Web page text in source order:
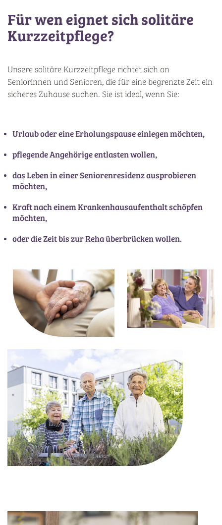
Für wen eignet sich solitäre
Kurzzeitpflege?
Unsere solitäre Kurzzeitpflege richtet sich an
Seniorinnen und Senioren, die für eine begrenzte Zeit ein
sicheres Zuhause suchen. Sie ist ideal, wenn Sie:
Urlaub oder eine Erholungspause einlegen möchten,
pflegende Angehörige entlasten wollen,
das Leben in einer Seniorenresidenz ausprobieren
möchten,
Kraft nach einem Krankenhausaufenthalt schöpfen
möchten,
oder die Zeit bis zur Reha überbrücken wollen.